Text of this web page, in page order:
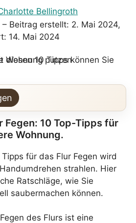
Bellingroth
– Beitrag erstellt: 2. Mai 2024,
14. Mai 2024
Fegen: 10 Top-Tipps für
Wohnung.
für das Flur Fegen wird
strahlen. Hier
Ratschläge, wie Sie
saubermachen können.
des Flurs ist eine